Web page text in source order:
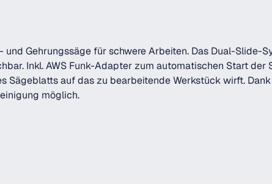
Gehrungssäge für schwere Arbeiten. Das Dual-Slide-
Inkl. AWS Funk-Adapter zum automatischen Start
Sägeblatts auf das zu bearbeitende Werkstück wirft.
möglich.